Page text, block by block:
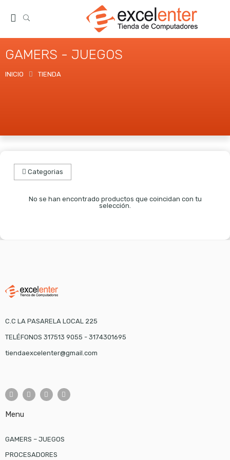
GAMERS - JUEGOS
INICIO TIENDA
Categorias
No se han encontrado productos que coincidan con tu
selección.
C.C LA PASARELA LOCAL 225
TELÉFONOS 317513 9055 - 3174301695
tiendaexcelenter@gmail.com
Menu
GAMERS – JUEGOS
PROCESADORES